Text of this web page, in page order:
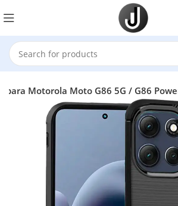
para Motorola Moto G86 5G / G86